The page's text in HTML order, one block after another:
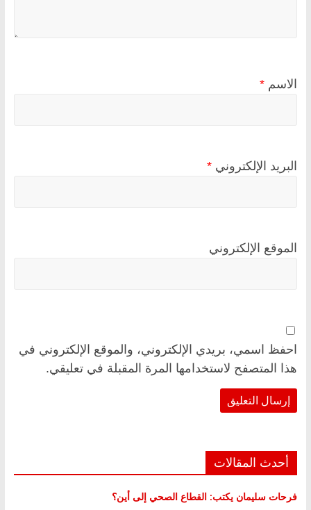
الاسم *
البريد الإلكتروني *
الموقع الإلكتروني
احفظ اسمي، بريدي الإلكتروني، والموقع الإلكتروني في
هذا المتصفح لاستخدامها المرة المقبلة في تعليقي.
أحدث المقالات
فرحات سليمان يكتب: القطاع الصحي إلى أين؟